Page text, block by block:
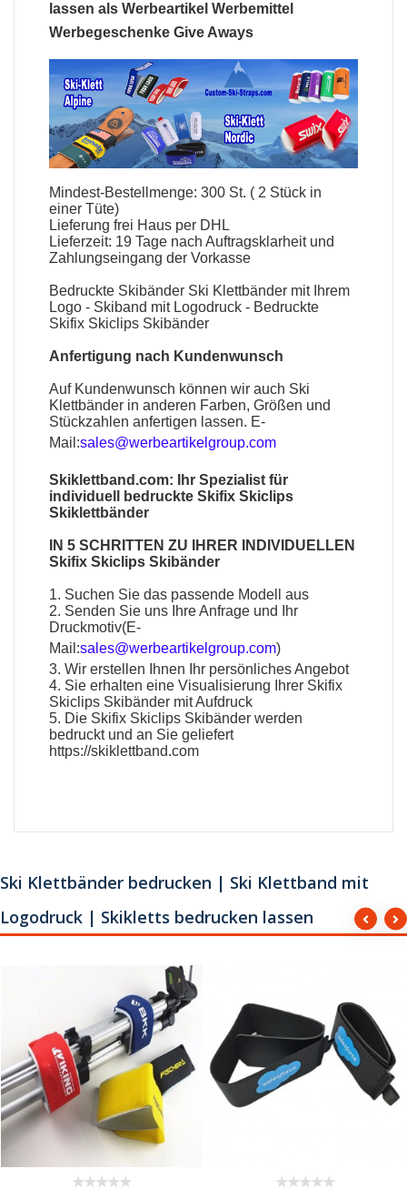
lassen als Werbeartikel Werbemittel
Werbegeschenke Give Aways
Mindest-Bestellmenge: 300 St. ( 2 Stück in
einer Tüte)
Lieferung frei Haus per DHL
Lieferzeit: 19 Tage nach Auftragsklarheit und
Zahlungseingang der Vorkasse
Bedruckte Skibänder Ski Klettbänder mit Ihrem
Logo - Skiband mit Logodruck - Bedruckte
Skifix Skiclips Skibänder
Anfertigung nach Kundenwunsch
Auf Kundenwunsch können wir auch Ski
Klettbänder in anderen Farben, Größen und
Stückzahlen anfertigen lassen. E-
Mail:sales@werbeartikelgroup.com
Skiklettband.com: Ihr Spezialist für
individuell bedruckte Skifix Skiclips
Skiklettbänder
IN 5 SCHRITTEN ZU IHRER INDIVIDUELLEN
Skifix Skiclips Skibänder
1. Suchen Sie das passende Modell aus
2. Senden Sie uns Ihre Anfrage und Ihr
Druckmotiv(E-
Mail:sales@werbeartikelgroup.com)
3. Wir erstellen Ihnen Ihr persönliches Angebot
4. Sie erhalten eine Visualisierung Ihrer Skifix
Skiclips Skibänder mit Aufdruck
5. Die Skifix Skiclips Skibänder werden
bedruckt und an Sie geliefert
https://skiklettband.com
Ski Klettbänder bedrucken | Ski Klettband mit
Logodruck | Skikletts bedrucken lassen